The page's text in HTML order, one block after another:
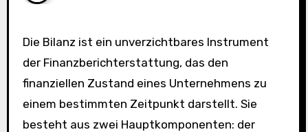
Die Bilanz ist ein unverzichtbares Instrument
der Finanzberichterstattung, das den
finanziellen Zustand eines Unternehmens zu
einem bestimmten Zeitpunkt darstellt. Sie
besteht aus zwei Hauptkomponenten: der